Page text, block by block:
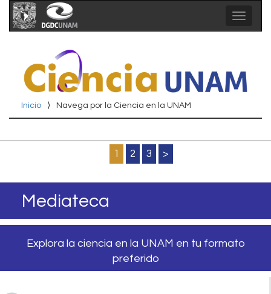
Toggle
Inicio ⟩ Navega por la Ciencia en la UNAM
1 2 3 >
Mediateca
Explora la ciencia en la UNAM en tu formato
preferido